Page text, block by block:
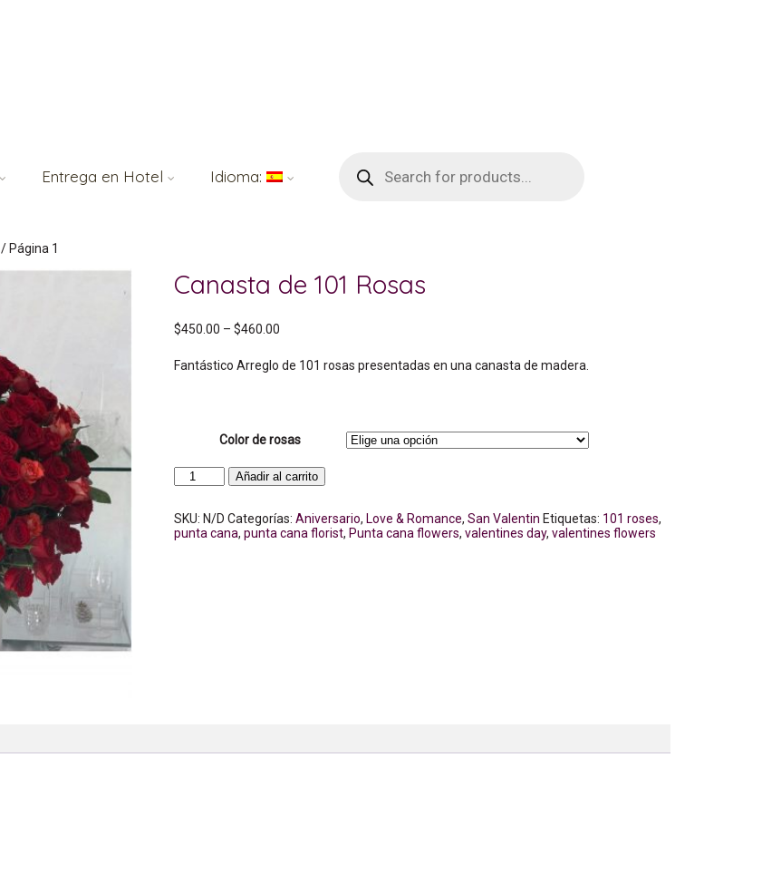
Entrega en Hotel Idioma:
productos
/ Página 1
Canasta de 101 Rosas
$450.00 – $460.00
Fantástico Arreglo de 101 rosas presentadas en una canasta de madera.
Color de rosas
Canasta
de
Rosas
cantidad
Añadir al carrito
SKU: N/D Categorías: Aniversario, Love & Romance, San Valentin Etiquetas: 101 roses,
punta cana, punta cana florist, Punta cana flowers, valentines day, valentines flowers